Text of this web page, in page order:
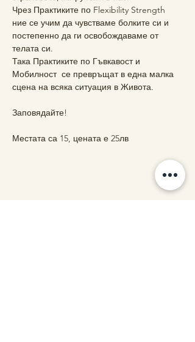
Чрез Практиките по Flexibility Strength
ние се учим да чувстваме болките си и
постепенно да ги освобождаваме от
телата си.
Така Практиките по Гъвкавост и
Мобилност  се превръщат в една малка
сцена на всяка ситуация в Живота.
Заповядайте!
Местата са 15, цената е 25лв